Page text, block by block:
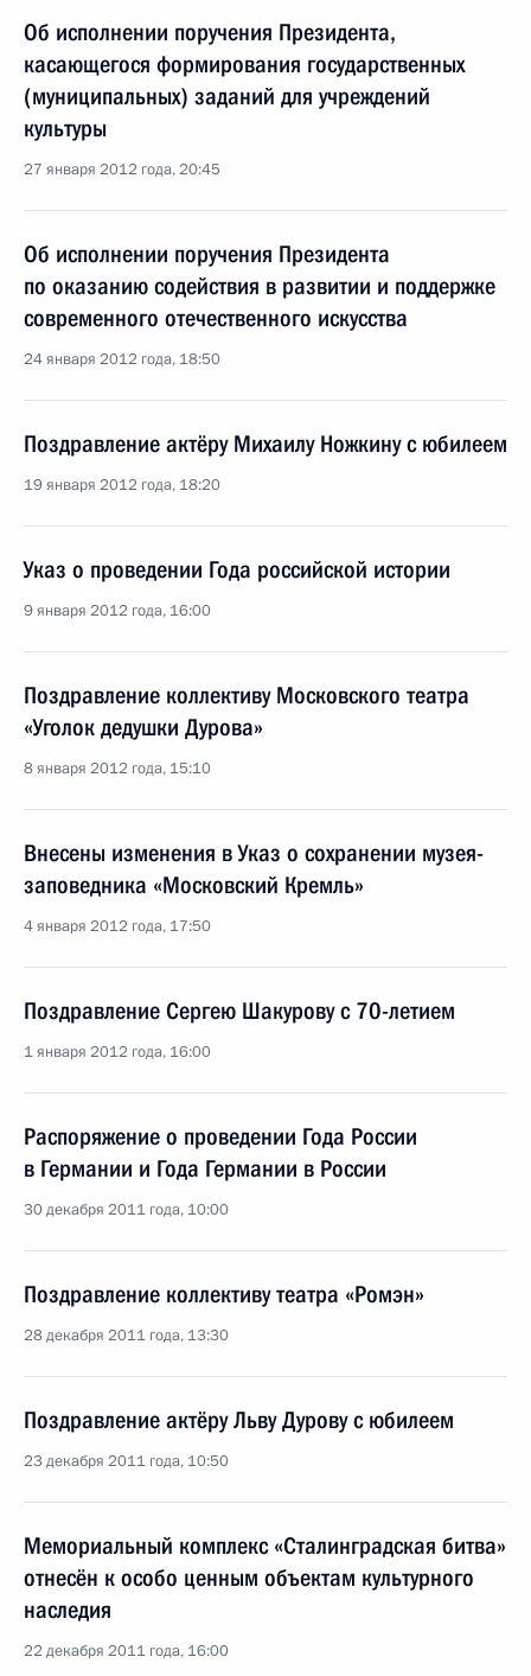
Об исполнении поручения Президента,
касающегося формирования государственных
(муниципальных) заданий для учреждений
культуры
27 января 2012 года, 20:45
Об исполнении поручения Президента
по оказанию содействия в развитии и поддержке
современного отечественного искусства
24 января 2012 года, 18:50
Поздравление актёру Михаилу Ножкину с юбилеем
19 января 2012 года, 18:20
Указ о проведении Года российской истории
9 января 2012 года, 16:00
Поздравление коллективу Московского театра
«Уголок дедушки Дурова»
8 января 2012 года, 15:10
Внесены изменения в Указ о сохранении музея-
заповедника «Московский Кремль»
4 января 2012 года, 17:50
Поздравление Сергею Шакурову с 70-летием
1 января 2012 года, 16:00
Распоряжение о проведении Года России
в Германии и Года Германии в России
30 декабря 2011 года, 10:00
Поздравление коллективу театра «Ромэн»
28 декабря 2011 года, 13:30
Поздравление актёру Льву Дурову с юбилеем
23 декабря 2011 года, 10:50
Мемориальный комплекс «Сталинградская битва»
отнесён к особо ценным объектам культурного
наследия
22 декабря 2011 года, 16:00